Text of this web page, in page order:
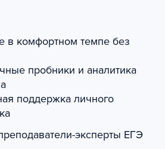
в комфортном темпе без
пробники и аналитика
поддержка личного
эксперты ЕГЭ